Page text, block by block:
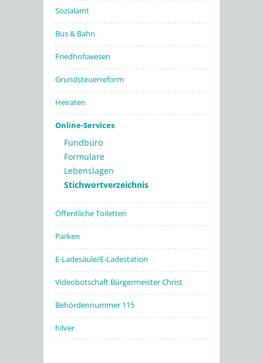
Sozialamt
Bus & Bahn
Friedhofswesen
Grundsteuerreform
Heiraten
Online-Services
Fundbüro
Formulare
Lebenslagen
Stichwortverzeichnis
Öffentliche Toiletten
Parken
E-Ladesäule/E-Ladestation
Videobotschaft Bürgermeister Christ
Behördennummer 115
hilver